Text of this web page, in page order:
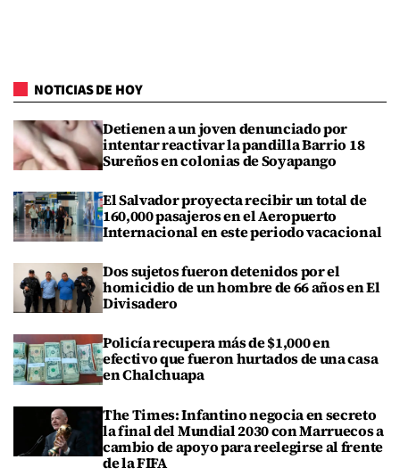
NOTICIAS DE HOY
Detienen a un joven denunciado por
intentar reactivar la pandilla Barrio 18
Sureños en colonias de Soyapango
El Salvador proyecta recibir un total de
160,000 pasajeros en el Aeropuerto
Internacional en este periodo vacacional
Dos sujetos fueron detenidos por el
homicidio de un hombre de 66 años en El
Divisadero
Policía recupera más de $1,000 en
efectivo que fueron hurtados de una casa
en Chalchuapa
The Times: Infantino negocia en secreto
la final del Mundial 2030 con Marruecos a
cambio de apoyo para reelegirse al frente
de la FIFA